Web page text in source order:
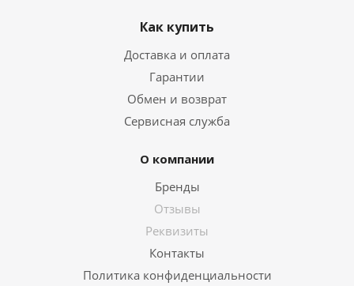
Как купить
Доставка и оплата
Гарантии
Обмен и возврат
Сервисная служба
О компании
Бренды
Отзывы
Реквизиты
Контакты
Политика конфиденциальности